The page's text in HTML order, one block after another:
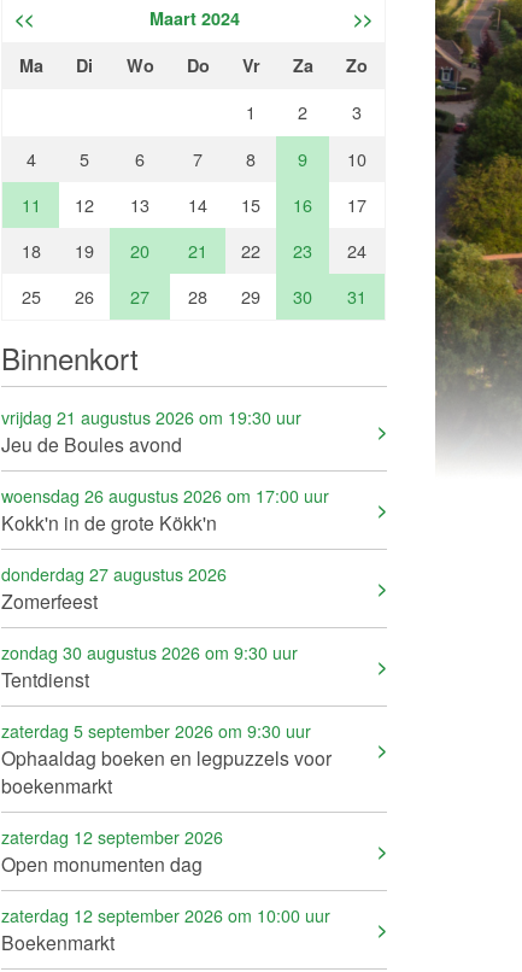
<< Maart 2024
>>
Ma
Di Wo Do Vr Za Zo
1 2
3
4
5 6 7 8 9
10
11
12 13 14 15 16
17
18
19 20 21 22 23
24
25
26 27 28 29 30 31
Binnenkort
vrijdag 21 augustus 2026 om 19:30 uur
Jeu de Boules avond
woensdag 26 augustus 2026 om 17:00 uur
Kokk'n in de grote Kökk'n
donderdag 27 augustus 2026
Zomerfeest
zondag 30 augustus 2026 om 9:30 uur
Tentdienst
zaterdag 5 september 2026 om 9:30 uur
Ophaaldag boeken en legpuzzels voor
boekenmarkt
zaterdag 12 september 2026
Open monumenten dag
zaterdag 12 september 2026 om 10:00 uur
Boekenmarkt